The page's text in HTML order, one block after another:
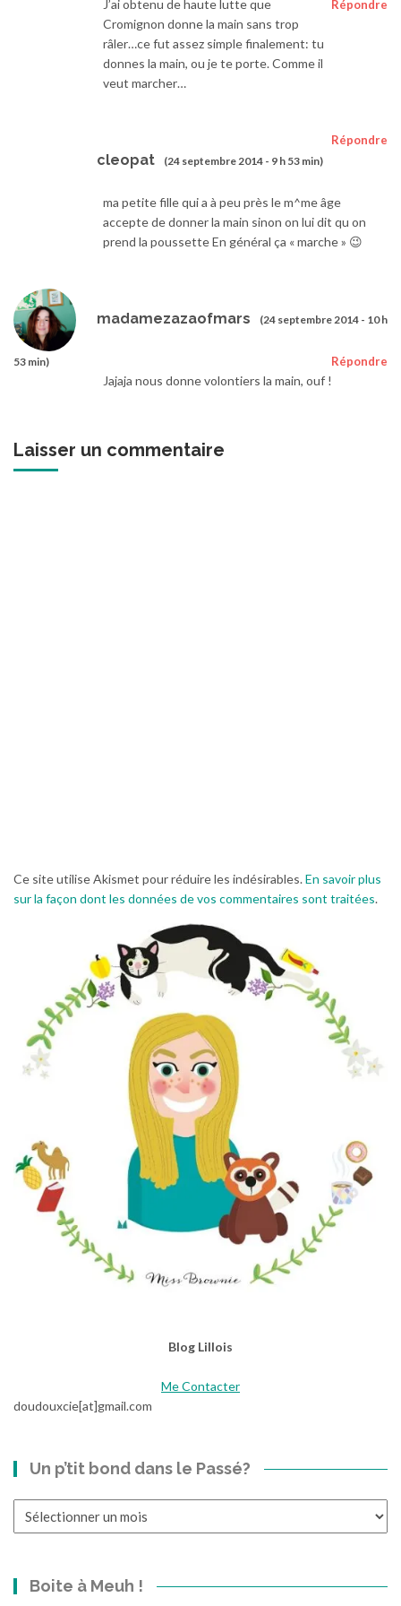
Répondre
J’ai obtenu de haute lutte que
Cromignon donne la main sans trop
râler…ce fut assez simple finalement: tu
donnes la main, ou je te porte. Comme il
veut marcher…
cleopat (24 septembre 2014 - 9 h 53 min)
Répondre
ma petite fille qui a à peu près le m^me âge
accepte de donner la main sinon on lui dit qu on
prend la poussette En général ça « marche » 😉
madamezazaofmars (24 septembre 2014 - 10 h
53 min) Répondre
Jajaja nous donne volontiers la main, ouf !
Laisser un commentaire
Ce site utilise Akismet pour réduire les indésirables.En savoir plus
sur la façon dont les données de vos commentaires sont traitées.
Blog Lillois
Me Contacter
doudouxcie[at]gmail.com
Un p’tit bond dans le Passé?
Boite à Meuh !